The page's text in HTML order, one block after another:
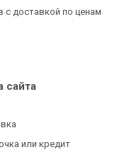
с доставкой по ценам
сайта
или кредит